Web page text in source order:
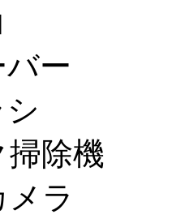
ー
掃除機
ラ